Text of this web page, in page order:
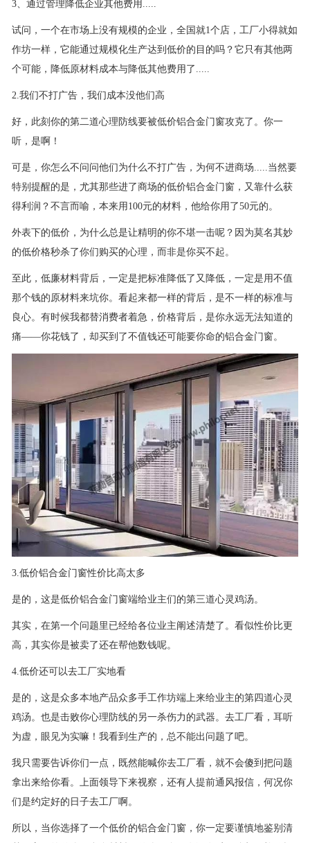
3、通过管理降低企业其他费用.....
试问，一个在市场上没有规模的企业，全国就1个店，工厂小得就如
作坊一样，它能通过规模化生产达到低价的目的吗？它只有其他两
个可能，降低原材料成本与降低其他费用了.....
2.我们不打广告，我们成本没他们高
好，此刻你的第二道心理防线要被低价铝合金门窗攻克了。你一
听，是啊！
可是，你怎么不问问他们为什么不打广告，为何不进商场.....当然要
特别提醒的是，尤其那些进了商场的低价铝合金门窗，又靠什么获
得利润？不言而喻，本来用100元的材料，他给你用了50元的。
外表下的低价，为什么总是让精明的你不堪一击呢？因为莫名其妙
的低价格秒杀了你们购买的心理，而非是你买不起。
至此，低廉材料背后，一定是把标准降低了又降低，一定是用不值
那个钱的原材料来坑你。看起来都一样的背后，是不一样的标准与
良心。有时候我都替消费者着急，价格背后，是你永远无法知道的
痛——你花钱了，却买到了不值钱还可能要你命的铝合金门窗。
3.低价铝合金门窗性价比高太多
是的，这是低价铝合金门窗端给业主们的第三道心灵鸡汤。
其实，在第一个问题里已经给各位业主阐述清楚了。看似性价比更
高，其实你是被卖了还在帮他数钱呢。
4.低价还可以去工厂实地看
是的，这是众多本地产品众多手工作坊端上来给业主的第四道心灵
鸡汤。也是击败你心理防线的另一杀伤力的武器。去工厂看，耳听
为虚，眼见为实嘛！我看到生产的，总不能出问题了吧。
我只需要告诉你们一点，既然能喊你去工厂看，就不会傻到把问题
拿出来给你看。上面领导下来视察，还有人提前通风报信，何况你
们是约定好的日子去工厂啊。
所以，当你选择了一个低价的铝合金门窗，你一定要谨慎地鉴别清